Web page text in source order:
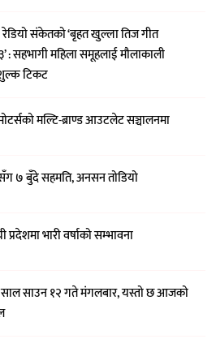
संकेतको ‘बृहत खुल्ला तिज गीत
: सहभागी महिला समूहलाई मौलाकाली
टिकट
मल्टि-ब्राण्ड आउटलेट सञ्चालनमा
७ बुँदे सहमति, अनसन तोडियो
भारी वर्षाको सम्भावना
साउन १२ गते मंगलबार, यस्तो छ आजको